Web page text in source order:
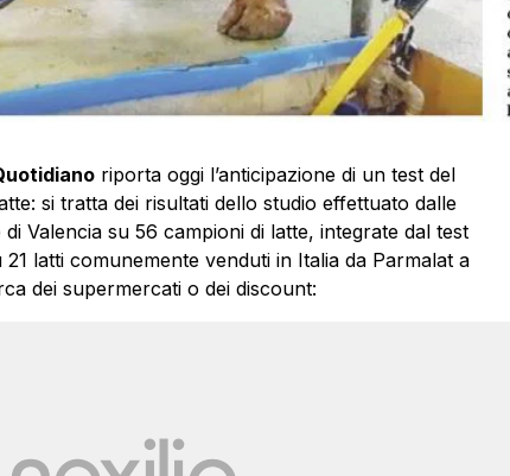
riporta oggi l’anticipazione di un test del
si tratta dei risultati dello studio effettuato dalle
Valencia su 56 campioni di latte, integrate dal test
latti comunemente venduti in Italia da Parmalat a
dei supermercati o dei discount: